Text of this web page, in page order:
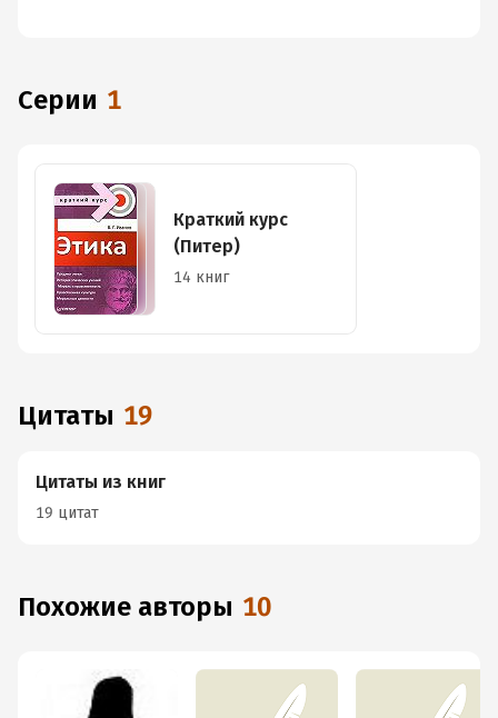
Серии 1
Краткий курс
(Питер)
14 книг
Цитаты 19
Цитаты из книг
19 цитат
Похожие авторы 10